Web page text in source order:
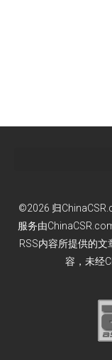
©2026 归
服务由
RSS内容所提供的
容，未经